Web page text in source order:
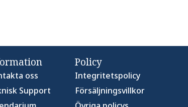
oss
Support
Policy
Integritetspolicy
Försäljningsvillkor